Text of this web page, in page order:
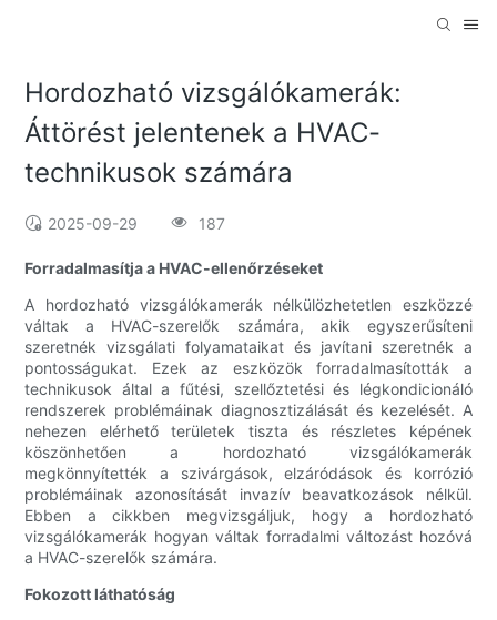
Hordozható vizsgálókamerák:
Áttörést jelentenek a HVAC-
technikusok számára
2025-09-29 187
Forradalmasítja a HVAC-ellenőrzéseket
A hordozható vizsgálókamerák nélkülözhetetlen eszközzé
váltak a HVAC-szerelők számára, akik egyszerűsíteni
szeretnék vizsgálati folyamataikat és javítani szeretnék a
pontosságukat. Ezek az eszközök forradalmasították a
technikusok által a fűtési, szellőztetési és légkondicionáló
rendszerek problémáinak diagnosztizálását és kezelését. A
nehezen elérhető területek tiszta és részletes képének
köszönhetően a hordozható vizsgálókamerák
megkönnyítették a szivárgások, elzáródások és korrózió
problémáinak azonosítását invazív beavatkozások nélkül.
Ebben a cikkben megvizsgáljuk, hogy a hordozható
vizsgálókamerák hogyan váltak forradalmi változást hozóvá
a HVAC-szerelők számára.
Fokozott láthatóság